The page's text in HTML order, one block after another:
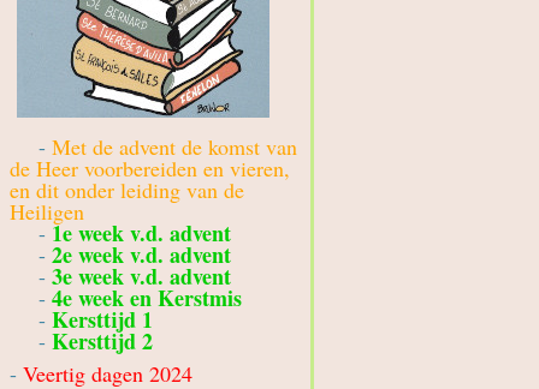
- Met de advent de komst van
de Heer voorbereiden en vieren,
en dit onder leiding van de
Heiligen
- 1e week v.d. advent
- 2e week v.d. advent
- 3e week v.d. advent
- 4e week en Kerstmis
- Kersttijd 1
- Kersttijd 2
- Veertig dagen 2024